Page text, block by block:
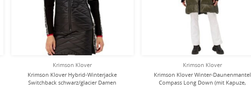
Krimson Klover
Krimson Klover Hybrid-Winterjacke
Switchback schwarz/glacier Damen
Krimson Klover
Krimson Klover Winter-Daunenmantel
Compass Long Down (mit Kapuze,